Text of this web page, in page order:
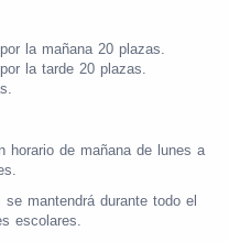
la mañana 20 plazas.
la tarde 20 plazas.
horario de mañana de lunes a
mantendrá durante todo el
escolares.